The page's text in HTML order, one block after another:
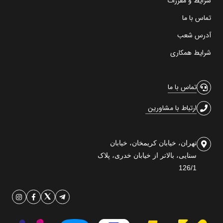
تماس با ما
آدرس شعب
شرایط همکاری
تماس با ما
ارتباط با مشاورین
تهران، خیابان کریمخان، خیابان
سنایی، بالاتر از خیابان خدری، پلاک
126/1